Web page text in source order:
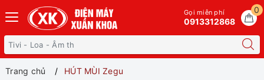
0
Gọi miễn phí
0913312868
Trang chủ HÚT MÙI Zegu